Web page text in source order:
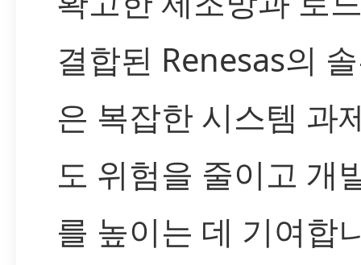
결합된 Renesas의
은 복잡한 시스템 과
도 위험을 줄이고 개
를 높이는 데 기여합